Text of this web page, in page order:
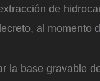
de
al momento
la base gravable